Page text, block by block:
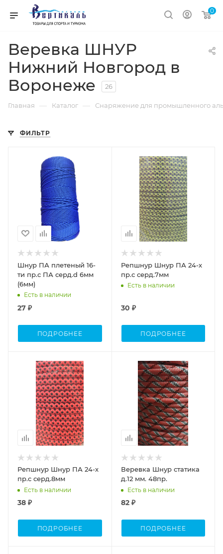
0
Веревка ШНУР
Нижний Новгород в
Воронеже
26
Главная — Каталог — Снаряжение для промышленного
ФИЛЬТР
Шнур ПА плетеный 16-
ти пр.с ПА серд.d 6мм
(6мм)
Есть в наличии
27 ₽
ПОДРОБНЕЕ
Репшнур Шнур ПА 24-х
пр.с серд.7мм
Есть в наличии
30 ₽
ПОДРОБНЕЕ
Репшнур Шнур ПА 24-х
пр.с серд.8мм
Есть в наличии
38 ₽
ПОДРОБНЕЕ
Веревка Шнур статика
д.12 мм. 48пр.
Есть в наличии
82 ₽
ПОДРОБНЕЕ